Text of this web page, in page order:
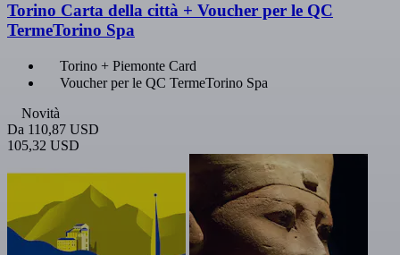
Torino Carta della città + Voucher per le QC
TermeTorino Spa
Torino + Piemonte Card
Voucher per le QC TermeTorino Spa
Novità
Da 110,87 USD
105,32 USD